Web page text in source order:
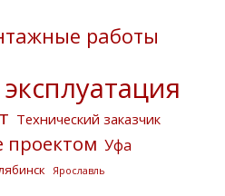
работы
Технический заказчик
проектом Уфа
Ярославль